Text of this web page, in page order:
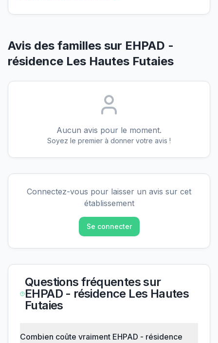
Avis des familles sur EHPAD -
résidence Les Hautes Futaies
Aucun avis pour le moment.
Soyez le premier à donner votre avis !
Connectez-vous pour laisser un avis sur cet
établissement
Se connecter
Questions fréquentes sur
EHPAD - résidence Les Hautes
Futaies
Combien coûte vraiment EHPAD - résidence